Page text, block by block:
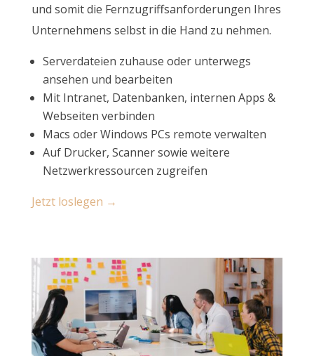
und somit die Fernzugriffsanforderungen Ihres
Unternehmens selbst in die Hand zu nehmen.
Serverdateien zuhause oder unterwegs
ansehen und bearbeiten
Mit Intranet, Datenbanken, internen Apps &
Webseiten verbinden
Macs oder Windows PCs remote verwalten
Auf Drucker, Scanner sowie weitere
Netzwerkressourcen zugreifen
Jetzt loslegen →